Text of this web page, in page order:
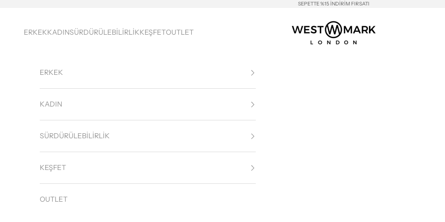
SEPETTE %15 İNDİRİM FIRSATI
Westmark London EU(TR) Store
ERKEKKADINSÜRDÜRÜLEBİLİRLİKKEŞFETOUTLET
ERKEK
KADIN
SÜRDÜRÜLEBİLİRLİK
KEŞFET
OUTLET